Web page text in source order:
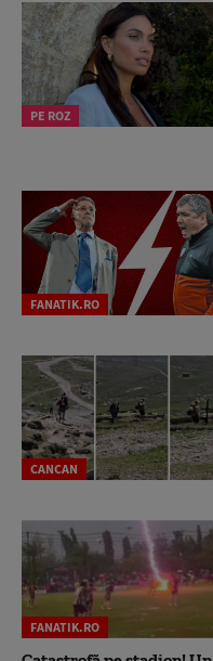
PE ROZ
FANATIK.RO
CANCAN
FANATIK.RO